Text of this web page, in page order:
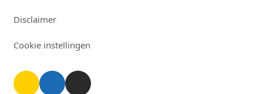
Disclaimer
Cookie instellingen